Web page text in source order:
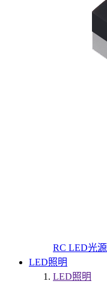
RC LED光源
LED照明
LED照明